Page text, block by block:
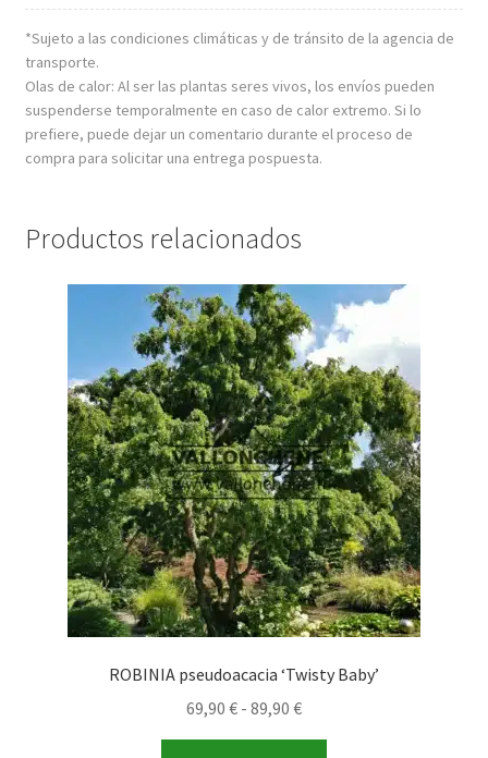
*Sujeto a las condiciones climáticas y de tránsito de la agencia de
transporte.
Olas de calor: Al ser las plantas seres vivos, los envíos pueden
suspenderse temporalmente en caso de calor extremo. Si lo
prefiere, puede dejar un comentario durante el proceso de
compra para solicitar una entrega pospuesta.
Productos relacionados
ROBINIA pseudoacacia ‘Twisty Baby’
69,90 € - 89,90 €Rango
de